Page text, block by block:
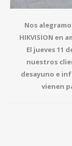
Nos
HIKVISION en
El jueves 11
nuestros
desayuno e
vienen